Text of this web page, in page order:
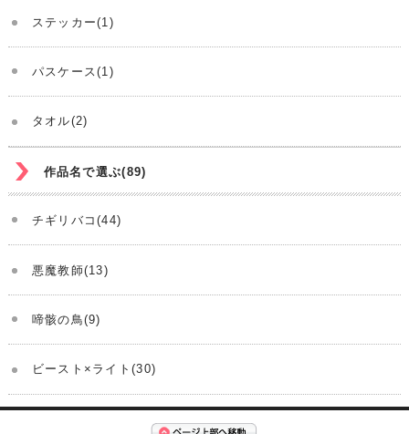
ステッカー(1)
パスケース(1)
タオル(2)
作品名で選ぶ(89)
チギリバコ(44)
悪魔教師(13)
啼骸の鳥(9)
ビースト×ライト(30)